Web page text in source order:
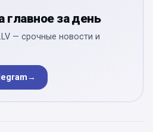
главное за день
— срочные новости и
→